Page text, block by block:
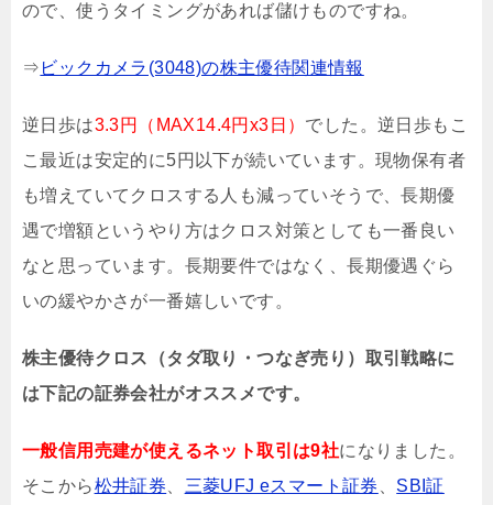
ので、使うタイミングがあれば儲けものですね。
⇒ ビックカメラ(3048)の株主優待関連情報
逆日歩は3.3円（MAX14.4円x3日） でした。逆日歩もこ
こ最近は安定的に5円以下が続いています。現物保有者
も増えていてクロスする人も減っていそうで、長期優
遇で増額というやり方はクロス対策としても一番良い
なと思っています。長期要件ではなく、長期優遇ぐら
いの緩やかさが一番嬉しいです。
株主優待クロス（タダ取り・つなぎ売り）取引戦略に
は下記の証券会社がオススメです。
一般信用売建が使えるネット取引は9社になりました。
そこから松井証券 三菱UFJ eスマート証券
SBI証